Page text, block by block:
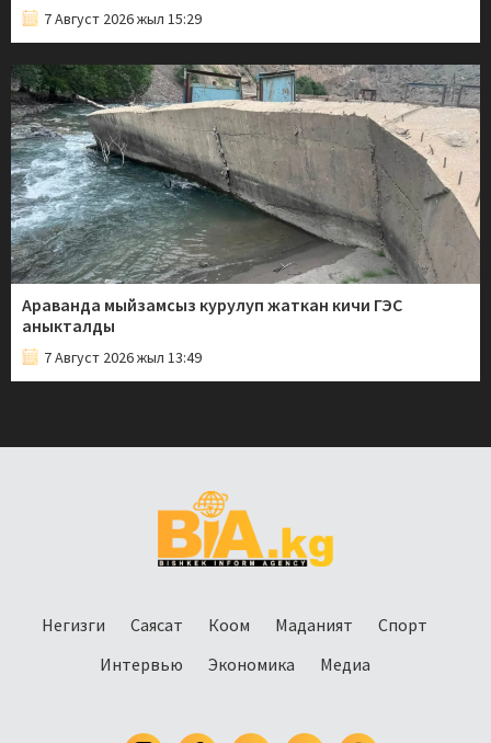
7 Август 2026 жыл 15:29
Араванда мыйзамсыз курулуп жаткан кичи ГЭС
аныкталды
7 Август 2026 жыл 13:49
Негизги Саясат Коом Маданият
Спорт
Интервью
Экономика Медиа